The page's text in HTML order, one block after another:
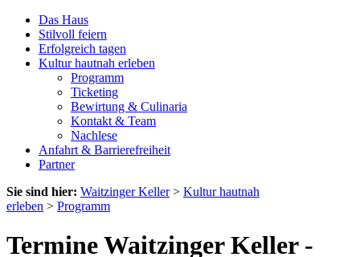
Das Haus
Stilvoll feiern
Erfolgreich tagen
Kultur hautnah erleben
Programm
Ticketing
Bewirtung & Culinaria
Kontakt & Team
Nachlese
Anfahrt & Barrierefreiheit
Partner
Sie sind hier: Waitzinger Keller> Kultur hautnah
erleben > Programm
Termine Waitzinger Keller -